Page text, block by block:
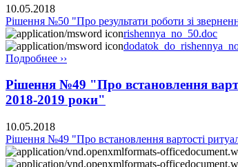
10.05.2018
Рішення №50 "Про результати роботи зі
rishennya_no_50.doc
Подробнее ››
Рішення №49 "Про встановлення
2018-2019 роки"
10.05.2018
Рішення №49 "Про встановлення вартості